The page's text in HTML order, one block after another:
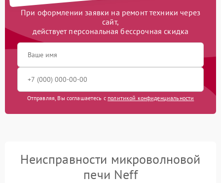
При оформлении заявки на ремонт техники через
сайт,
действует персональная бессрочная скидка
Отправляя, Вы соглашаетесь с политикой конфиденциальности
Неисправности микроволновой
печи Neff